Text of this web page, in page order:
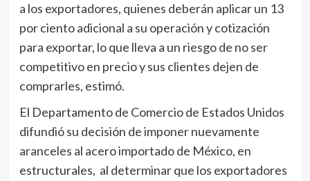
a los exportadores, quienes deberán aplicar un 13
por ciento adicional a su operación y cotización
para exportar, lo que lleva a un riesgo de no ser
competitivo en precio y sus clientes dejen de
comprarles, estimó.
El Departamento de Comercio de Estados Unidos
difundió su decisión de imponer nuevamente
aranceles al acero importado de México, en
estructurales, al determinar que los exportadores